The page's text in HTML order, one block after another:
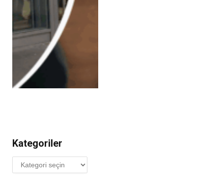
Kategoriler
Kategoriler